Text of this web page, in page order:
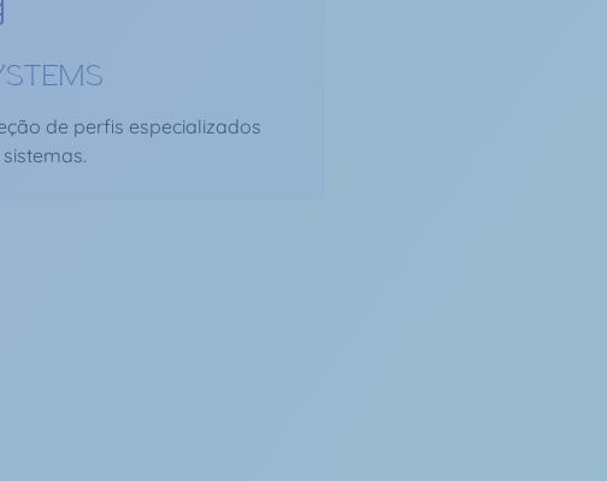
de perfis especializados